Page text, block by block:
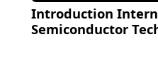
Introduction
Semiconductor